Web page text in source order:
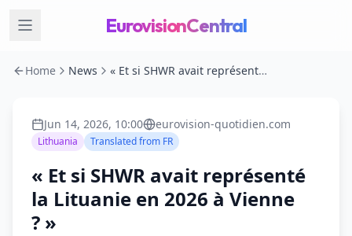
EurovisionCentral
Home News « Et si SHWR avait représenté la Lituanie en 2026 à Vienne ? »
Jun 14, 2026, 10:00 eurovision-quotidien.com
Lithuania Translated from FR
« Et si SHWR avait représenté
la Lituanie en 2026 à Vienne
? »